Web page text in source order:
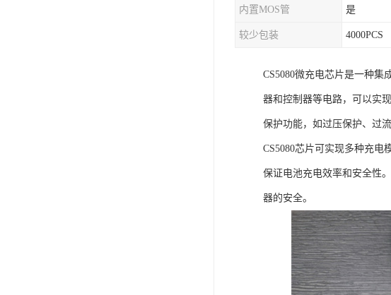
内置MOS管 是
较少包装 4000PCS
CS5080微充电芯片是一种
器和控制器等电路，可以实
保护功能，如过压保护、过
CS5080芯片可实现多种充
保证电池充电效率和安全性
器的安全。